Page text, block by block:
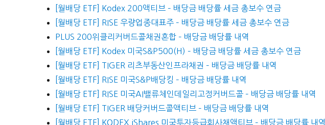
[월배당 ETF] Kodex 200액티브 – 배당금 배당률 세금 총보수 연금
[월배당 ETF] RISE 우량업종대표주 – 배당금 배당률 세금 총보수 연금
PLUS 200위클리커버드콜채권혼합 – 배당금 배당률 내역
[월배당 ETF] Kodex 미국S&P500(H) – 배당금 배당률 세금 총보수 연금
[월배당 ETF] TIGER 리츠부동산인프라채권 – 배당금 배당률 내역
[월배당 ETF] RISE 미국S&P배당킹 – 배당금 배당률 내역
[월배당 ETF] RISE 미국AI밸류체인데일리고정커버드콜 – 배당금 배당률 내역
[월배당 ETF] TIGER 배당커버드콜액티브 – 배당금 배당률 내역
[월배당 ETF] KODEX iShares 미국투자등급회사채액티브 – 배당금 배당률 내역